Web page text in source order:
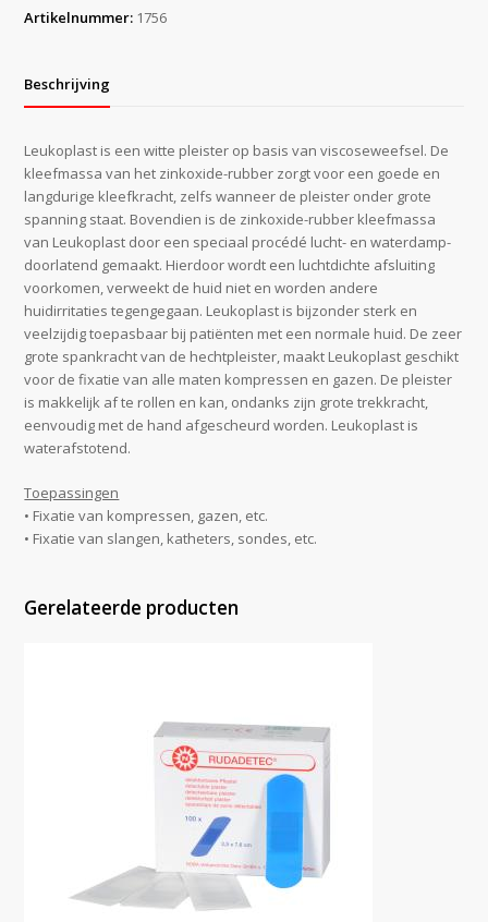
aantal
Artikelnummer: 1756
Beschrijving
Leukoplast is een witte pleister op basis van viscoseweefsel. De
kleefmassa van het zinkoxide-rubber zorgt voor een goede en
langdurige kleefkracht, zelfs wanneer de pleister onder grote
spanning staat. Bovendien is de zinkoxide-rubber kleefmassa
van Leukoplast door een speciaal procédé lucht- en waterdamp-
doorlatend gemaakt. Hierdoor wordt een luchtdichte afsluiting
voorkomen, verweekt de huid niet en worden andere
huidirritaties tegengegaan. Leukoplast is bijzonder sterk en
veelzijdig toepasbaar bij patiënten met een normale huid. De zeer
grote spankracht van de hechtpleister, maakt Leukoplast geschikt
voor de fixatie van alle maten kompressen en gazen. De pleister
is makkelijk af te rollen en kan, ondanks zijn grote trekkracht,
eenvoudig met de hand afgescheurd worden. Leukoplast is
waterafstotend.
Toepassingen
• Fixatie van kompressen, gazen, etc.
• Fixatie van slangen, katheters, sondes, etc.
Gerelateerde producten